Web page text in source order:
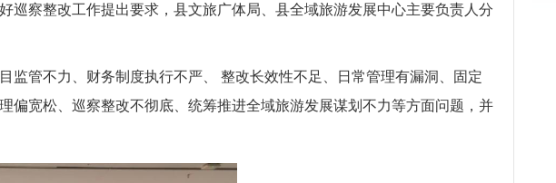
察整改工作提出要求，县文旅广体局、县全域旅游发展中心主要负责人分
管不力、财务制度执行不严、 整改长效性不足、日常管理有漏洞、固定
宽松、巡察整改不彻底、统筹推进全域旅游发展谋划不力等方面问题，并